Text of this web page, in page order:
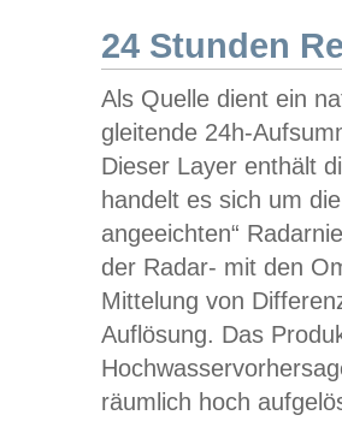
24 Stunden
Als Quelle dient ein
gleitende 24h-
Dieser Layer enthält
handelt es sich um
angeeichten“
der Radar- mit den
Mittelung von
Auflösung. Das
räumlich hoch